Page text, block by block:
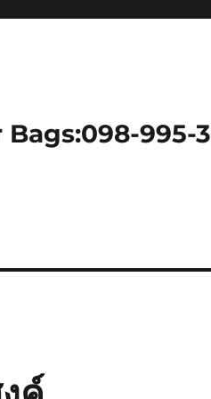
Bags:098-995-